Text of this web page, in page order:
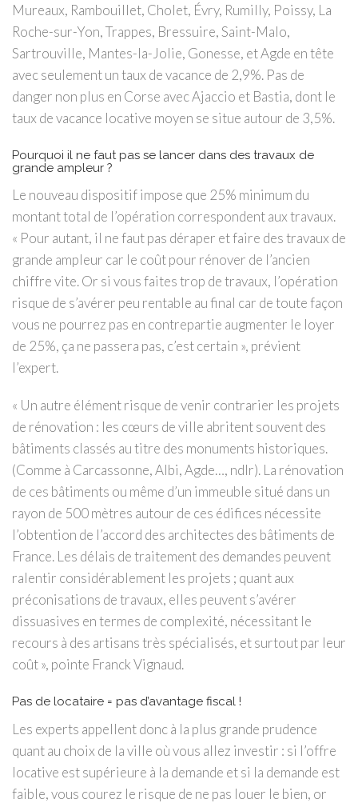
Mureaux, Rambouillet, Cholet, Évry, Rumilly, Poissy, La
Roche-sur-Yon, Trappes, Bressuire, Saint-Malo,
Sartrouville, Mantes-la-Jolie, Gonesse, et Agde en tête
avec seulement un taux de vacance de 2,9%. Pas de
danger non plus en Corse avec Ajaccio et Bastia, dont le
taux de vacance locative moyen se situe autour de 3,5%.
Pourquoi il ne faut pas se lancer dans des travaux de
grande ampleur ?
Le nouveau dispositif impose que 25% minimum du
montant total de l’opération correspondent aux travaux.
« Pour autant, il ne faut pas déraper et faire des travaux de
grande ampleur car le coût pour rénover de l’ancien
chiffre vite. Or si vous faites trop de travaux, l’opération
risque de s’avérer peu rentable au final car de toute façon
vous ne pourrez pas en contrepartie augmenter le loyer
de 25%, ça ne passera pas, c’est certain », prévient
l’expert.
« Un autre élément risque de venir contrarier les projets
de rénovation : les cœurs de ville abritent souvent des
bâtiments classés au titre des monuments historiques.
(Comme à Carcassonne, Albi, Agde…, ndlr). La rénovation
de ces bâtiments ou même d’un immeuble situé dans un
rayon de 500 mètres autour de ces édifices nécessite
l’obtention de l’accord des architectes des bâtiments de
France. Les délais de traitement des demandes peuvent
ralentir considérablement les projets ; quant aux
préconisations de travaux, elles peuvent s’avérer
dissuasives en termes de complexité, nécessitant le
recours à des artisans très spécialisés, et surtout par leur
coût », pointe Franck Vignaud.
Pas de locataire = pas d’avantage fiscal !
Les experts appellent donc à la plus grande prudence
quant au choix de la ville où vous allez investir : si l’offre
locative est supérieure à la demande et si la demande est
faible, vous courez le risque de ne pas louer le bien, or